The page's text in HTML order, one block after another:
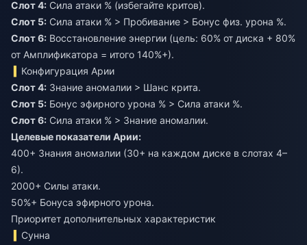
Слот 4: Сила атаки % (избегайте критов).
Слот 5: Сила атаки % > Пробивание > Бонус физ. урона %.
Слот 6: Восстановление энергии (цель: 60% от диска + 80%
от Амплификатора = итого 140%+).
Конфигурация Арии
Слот 4: Знание аномалии > Шанс крита.
Слот 5: Бонус эфирного урона % > Сила атаки %.
Слот 6: Сила атаки % > Знание аномалии.
Целевые показатели Арии:
400+ Знания аномалии (30+ на каждом диске в слотах 4–
6).
2000+ Силы атаки.
50%+ Бонуса эфирного урона.
Приоритет дополнительных характеристик
Сунна